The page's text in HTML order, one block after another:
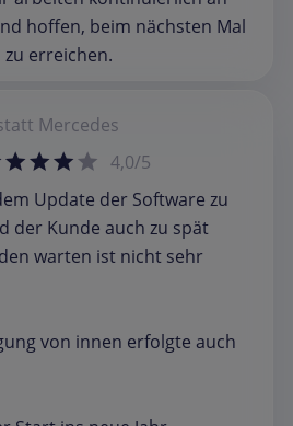
hoffen, beim nächsten Mal
erreichen.
Mercedes
4,0/5
Update der Software zu
der Kunde auch zu spät
warten ist nicht sehr
von innen erfolgte auch